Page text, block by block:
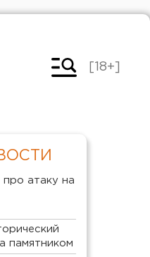
[18+]
атаку на
памятником